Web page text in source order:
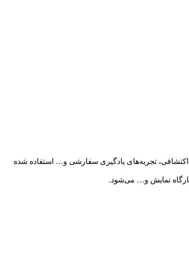
تجربه‌های یادگیری سفارشی و… استفاده شده
کارگاه نمایش و… می‌شود.